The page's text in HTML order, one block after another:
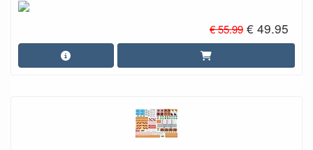
€ 55.99 € 49.95